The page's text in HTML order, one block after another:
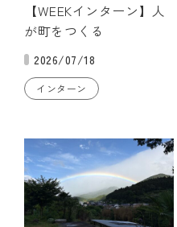
【WEEKインターン】人
が町をつくる
2026/07/18
インターン